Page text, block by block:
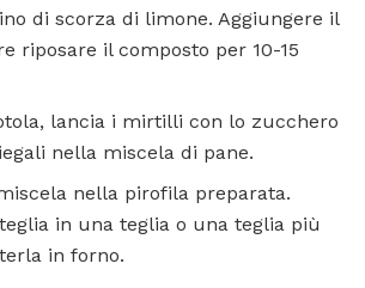
di scorza di limone. Aggiungere il
riposare il composto per 10-15
lancia i mirtilli con lo zucchero
nella miscela di pane.
nella pirofila preparata.
in una teglia o una teglia più
in forno.